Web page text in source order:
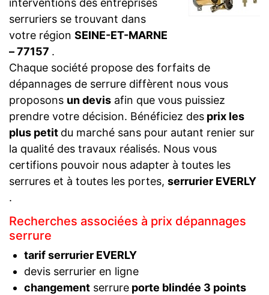
interventions des entreprises
serruriers se trouvant dans
votre région SEINE-ET-MARNE
– 77157 .
Chaque société propose des forfaits de
dépannages de serrure diffèrent nous vous
proposons un devis afin que vous puissiez
prendre votre décision. Bénéficiez des prix les
plus petit du marché sans pour autant renier sur
la qualité des travaux réalisés. Nous vous
certifions pouvoir nous adapter à toutes les
serrures et à toutes les portes, serrurier EVERLY
.
Recherches associées à prix dépannages
serrure
tarif serrurier EVERLY
devis serrurier en ligne
changementserrureporte blindée 3 points